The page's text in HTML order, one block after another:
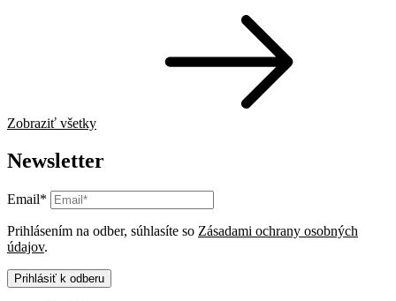
Zobraziť všetky
Newsletter
Email*
Prihlásením na odber, súhlasíte so Zásadami ochrany osobných
údajov.
Prihlásiť k odberu